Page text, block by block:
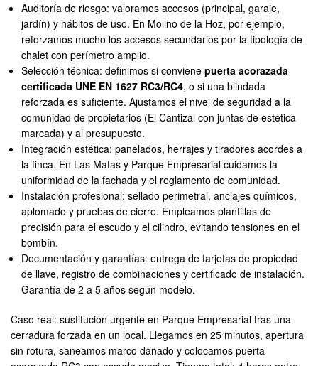
Auditoría de riesgo: valoramos accesos (principal, garaje,
jardín) y hábitos de uso. En Molino de la Hoz, por ejemplo,
reforzamos mucho los accesos secundarios por la tipología de
chalet con perímetro amplio.
Selección técnica: definimos si convienepuerta acorazada
certificada UNE EN 1627 RC3/RC4, o si una blindada
reforzada es suficiente. Ajustamos el nivel de seguridad a la
comunidad de propietarios (El Cantizal con juntas de estética
marcada) y al presupuesto.
Integración estética: panelados, herrajes y tiradores acordes a
la finca. En Las Matas y Parque Empresarial cuidamos la
uniformidad de la fachada y el reglamento de comunidad.
Instalación profesional: sellado perimetral, anclajes químicos,
aplomado y pruebas de cierre. Empleamos plantillas de
precisión para el escudo y el cilindro, evitando tensiones en el
bombín.
Documentación y garantías: entrega de tarjetas de propiedad
de llave, registro de combinaciones y certificado de instalación.
Garantía de 2 a 5 años según modelo.
Caso real: sustitución urgente en Parque Empresarial tras una
cerradura forzada en un local. Llegamos en 25 minutos, apertura
sin rotura, saneamos marco dañado y colocamos puerta